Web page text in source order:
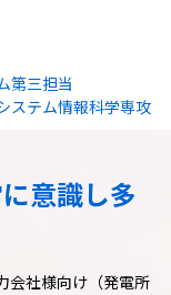
三担当
ステム情報科学専攻
意識し多
会社様向け（発電所